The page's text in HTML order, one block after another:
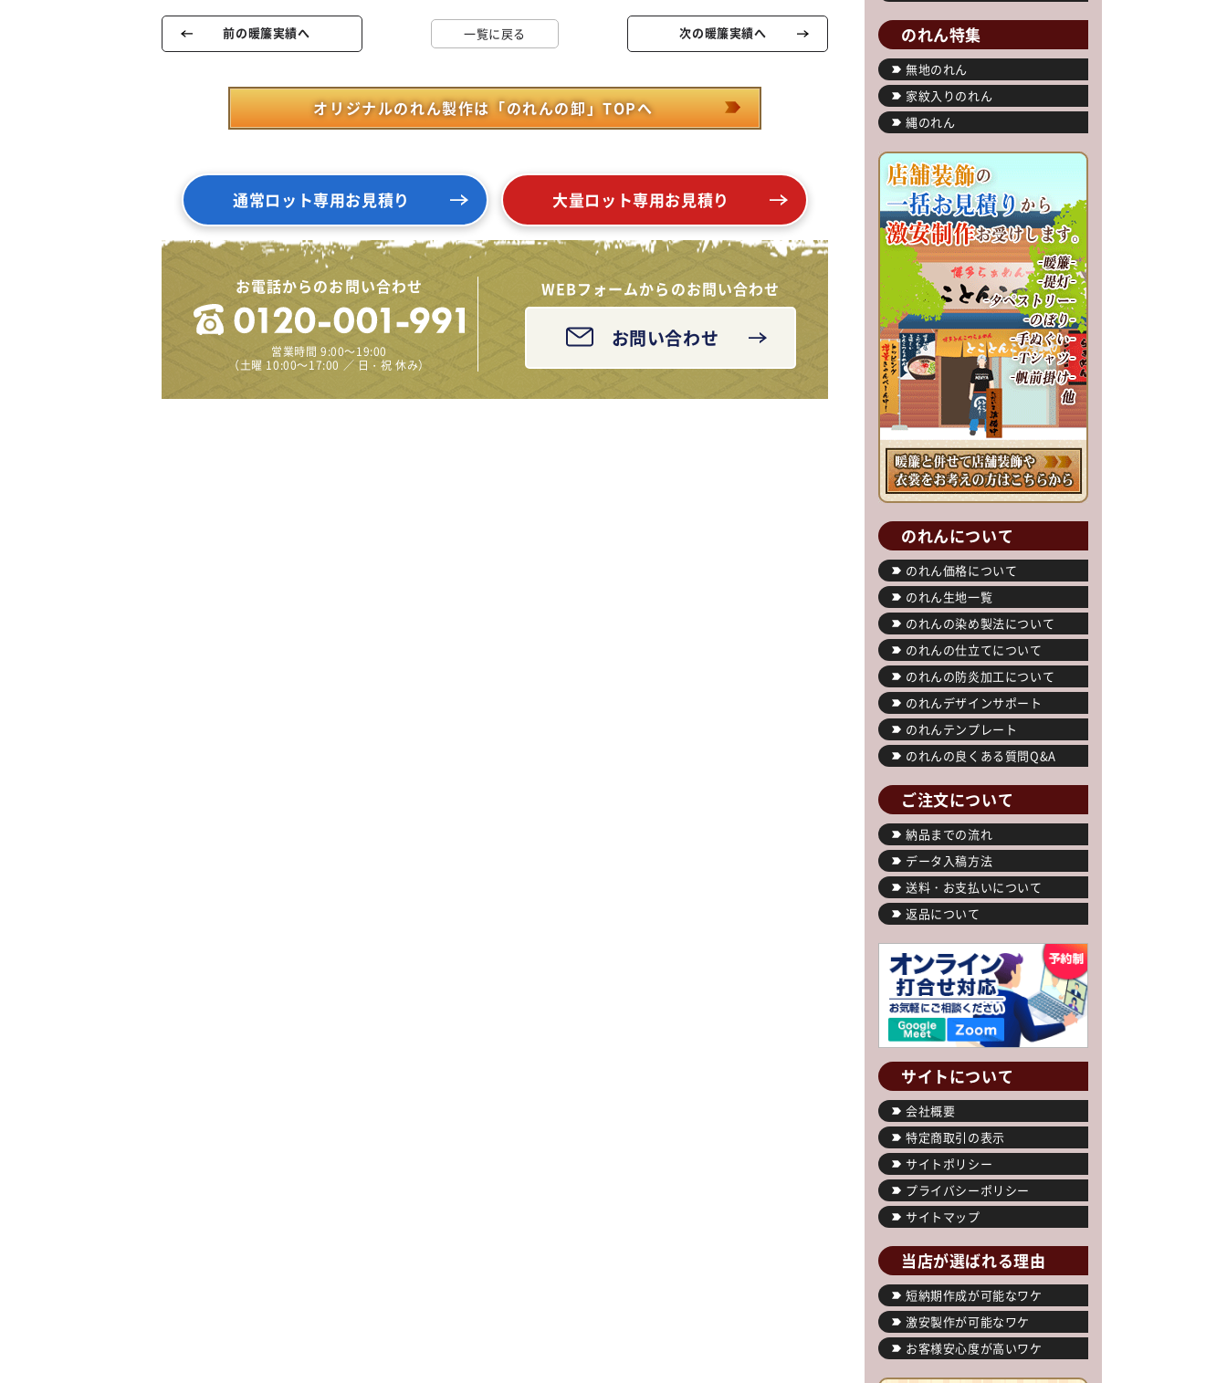
前の暖簾実績へ 次の暖簾実績へ
一覧に戻る
オリジナルのれん製作は「のれんの卸」TOPへ
通常ロット専用お見積り 大量ロット専用お見積り
お電話からのお問い合わせ
営業時間 9:00～19:00
（土曜 10:00～17:00 ／ 日・祝 休み）
WEBフォームからのお問い合わせ
お問い合わせ
のれん特集
無地のれん
家紋入りのれん
縄のれん
のれんについて
のれん価格について
のれん生地一覧
のれんの染め製法について
のれんの仕立てについて
のれんの防炎加工について
のれんデザインサポート
のれんテンプレート
のれんの良くある質問Q&A
ご注文について
納品までの流れ
データ入稿方法
送料・お支払いについて
返品について
サイトについて
会社概要
特定商取引の表示
サイトポリシー
プライバシーポリシー
サイトマップ
当店が選ばれる理由
短納期作成が可能なワケ
激安製作が可能なワケ
お客様安心度が高いワケ